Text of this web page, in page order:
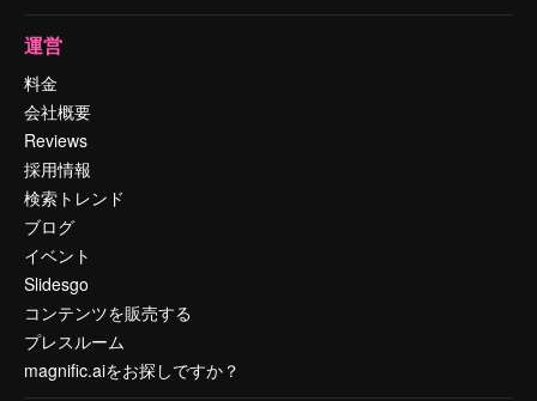
運営
料金
会社概要
Reviews
採用情報
検索トレンド
ブログ
イベント
Slidesgo
コンテンツを販売する
プレスルーム
magnific.aiをお探しですか？